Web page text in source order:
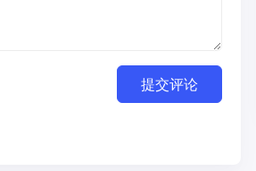
提交评论